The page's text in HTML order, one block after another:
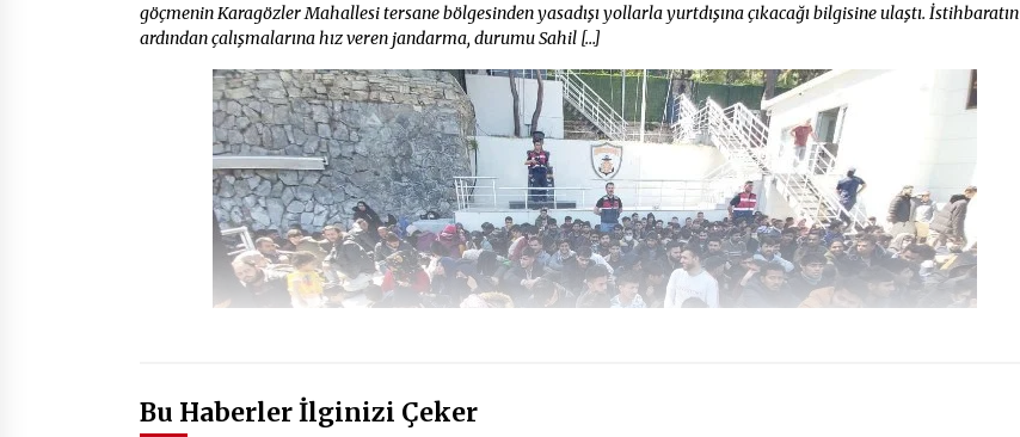
göçmenin Karagözler Mahallesi tersane bölgesinden yasadışı yollarla yurtdışına çıkacağı bilgisine ulaştı. İstihbaratın
ardından çalışmalarına hız veren jandarma, durumu Sahil […]
Bu Haberler İlginizi Çeker